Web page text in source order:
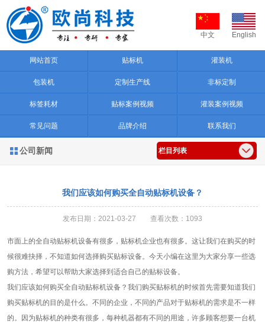
中文 English
网站首页 贴标机 灌装机
包装机 定制生产线 非标定制
标签耗材 贴标案例视频 灌装案例视频
常见问题 品牌介绍 联系我们
 公司新闻 栏目列表
我们应该如何购买全自动贴标机设备？
发布日期：2021-03-27 查看次数：1093
市面上的全自动贴标机设备有很多，贴标机企业也有很多。这让我们在购买的时
候很难抉择，不知道如何选择购买贴标设备。今天小编在这里为大家分享一些选
购方法，希望可以帮助大家选择到适合自己的贴标设备。
我们应该如何购买全自动贴标机设备？我们购买贴标机的时候首先需要知道我们
购买贴标机的目的是什么。不同的企业，不同的产品对于贴标机的需求是不一样
的。因为贴标机的种类有很多，每种机器都有不同的用途，许多顾客想要一台机